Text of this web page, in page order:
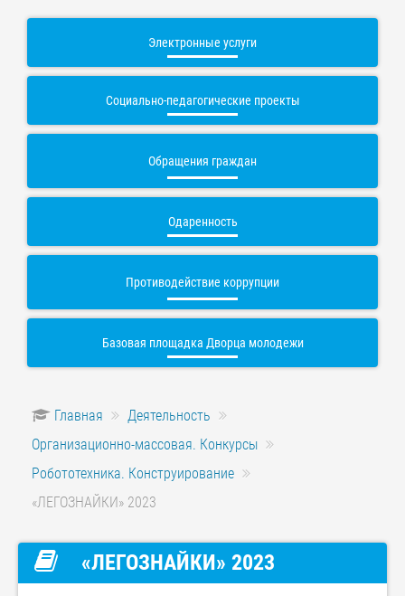
Электронные услуги
Социально-педагогические проекты
Обращения граждан
Одаренность
Противодействие коррупции
Базовая площадка Дворца молодежи
Главная
Деятельность
Организационно-массовая. Конкурсы
Робототехника. Конструирование
«ЛЕГОЗНАЙКИ» 2023
«ЛЕГОЗНАЙКИ» 2023